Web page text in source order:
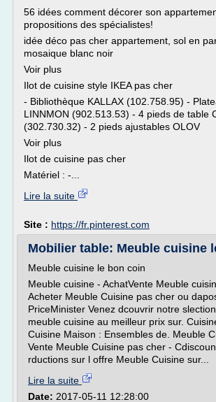
56 idées comment décorer son
propositions des spécialistes!
idée déco pas cher appartement, sol en
mosaique blanc noir
Voir plus
Ilot de cuisine style IKEA pas cher
- Bibliothèque KALLAX (102.758.95) -
LINNMON (902.513.53) - 4 pieds de table
(302.730.32) - 2 pieds ajustables OLOV
Voir plus
Ilot de cuisine pas cher
Matériel : -...
Lire la suite
Site : https://fr.pinterest.com
Mobilier table: Meuble cuisine
Meuble cuisine le bon coin
Meuble cuisine - AchatVente Meuble
Acheter Meuble Cuisine pas cher ou
PriceMinister Venez dcouvrir notre
meuble cuisine au meilleur prix sur.
Cuisine Maison : Ensembles de. Meuble
Vente Meuble Cuisine pas cher -
rductions sur l offre Meuble Cuisine sur...
Lire la suite
Date: 2017-05-11 12:28:00